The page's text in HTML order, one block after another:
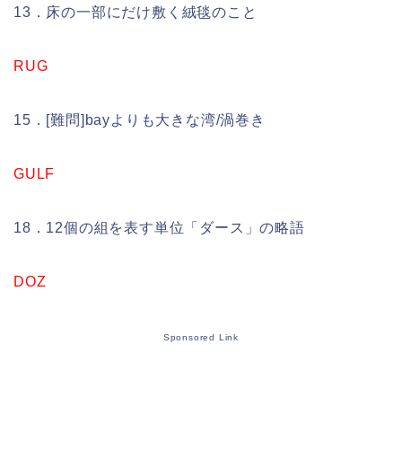
13．床の一部にだけ敷く絨毯のこと
RUG
15．[難問]bayよりも大きな湾/渦巻き
GULF
18．12個の組を表す単位「ダース」の略語
DOZ
Sponsored Link